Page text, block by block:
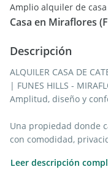
Casa en Miraflores
Descripción
ALQUILER CASA DE
| FUNES HILLS -
Amplitud, diseño y
Una propiedad donde
con comodidad,
combinan para ofrecer
Leer descripción